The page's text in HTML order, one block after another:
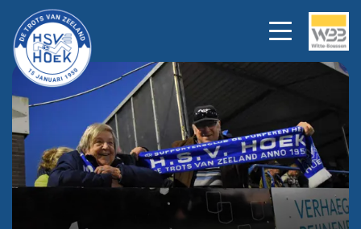
Deze man wist het al vooraf
HSV HOEK TROTS VAN
ZEELAND. BEDANKT voor een
Bekijk
alle
foto's